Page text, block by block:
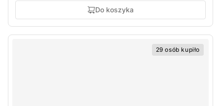
Do koszyka
29 osób kupiło